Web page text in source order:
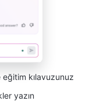
kılavuzunuz
yazın